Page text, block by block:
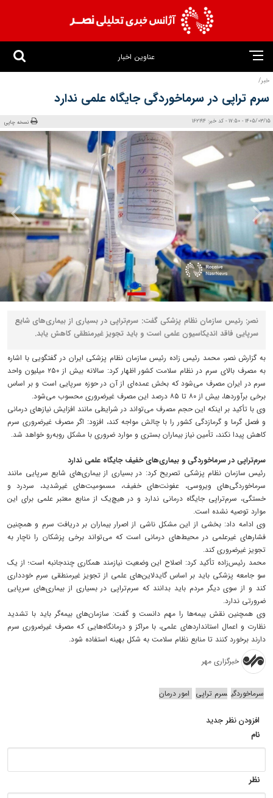
عناوین اخبار
خبر/
سرم‌ تراپی در سرماخوردگی جایگاه علمی ندارد
1405/03/15 - 17:50 - کد خبر: 162194 نسخه چاپی
نصر: رئیس سازمان نظام پزشکی گفت: سرم‌تراپی در بسیاری از بیماری‌های شایع
سرپایی فاقد اندیکاسیون علمی است و باید تجویز غیرمنطقی کاهش یابد.
به گزارش نصر، محمد رئیس‌ زاده رئیس سازمان نظام پزشکی ایران در گفتگویی با اشاره
به مصرف بالای سرم در نظام سلامت کشور اظهار کرد: سالانه بیش از ۲۵۰ میلیون واحد
سرم در ایران مصرف می‌شود که بخش عمده‌ای از آن در حوزه سرپایی است و بر اساس
برخی برآوردها، بیش از ۸۰ تا ۸۵ درصد این مصرف غیرضروری محسوب می‌شود.
وی با تأکید بر اینکه این حجم مصرف می‌تواند در شرایطی مانند افزایش نیازهای درمانی
و فصل گرما و گرمازدگی کشور را با چالش مواجه کند، افزود: اگر مصرف غیرضروری سرم
کاهش پیدا نکند، تأمین نیاز بیماران بستری و موارد ضروری با مشکل روبه‌رو خواهد شد.
سرم‌تراپی در سرماخوردگی و بیماری‌های خفیف جایگاه علمی ندارد
رئیس سازمان نظام پزشکی تصریح کرد: در بسیاری از بیماری‌های شایع سرپایی مانند
سرماخوردگی‌های ویروسی، عفونت‌های خفیف، مسمومیت‌های غیرشدید، سردرد و
خستگی، سرم‌تراپی جایگاه درمانی ندارد و در هیچ‌یک از منابع معتبر علمی برای این
موارد توصیه نشده است.
وی ادامه داد: بخشی از این مشکل ناشی از اصرار بیماران بر دریافت سرم و همچنین
فشارهای غیرعلمی در محیط‌های درمانی است که می‌تواند برخی پزشکان را ناچار به
تجویز غیرضروری کند.
محمد رئیس‌زاده تأکید کرد: اصلاح این وضعیت نیازمند همکاری چندجانبه است؛ از یک
سو جامعه پزشکی باید بر اساس گایدلاین‌های علمی از تجویز غیرمنطقی سرم خودداری
کند و از سوی دیگر مردم باید بدانند که سرم‌تراپی در بسیاری از بیماری‌های سرپایی
ضرورتی ندارد.
وی همچنین نقش بیمه‌ها را مهم دانست و گفت: سازمان‌های بیمه‌گر باید با تشدید
نظارت و اعمال استانداردهای علمی، با مراکز و درمانگاه‌هایی که مصرف غیرضروری سرم
دارند برخورد کنند تا منابع نظام سلامت به شکل بهینه استفاده شود.
خبرگزاری مهر
سرماخوردگی سرم تراپی امور درمان
افزودن نظر جدید
نام
نظر